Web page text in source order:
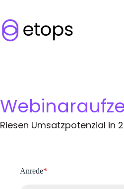
Riesen Umsatzpotenzial in
Anrede*